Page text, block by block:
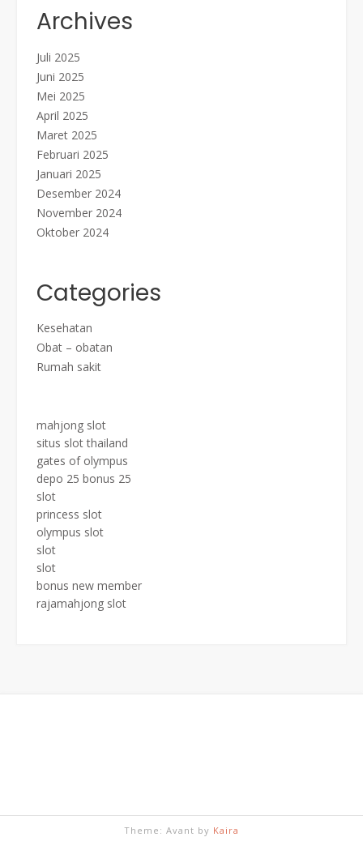
Archives
Juli 2025
Juni 2025
Mei 2025
April 2025
Maret 2025
Februari 2025
Januari 2025
Desember 2024
November 2024
Oktober 2024
Categories
Kesehatan
Obat – obatan
Rumah sakit
mahjong slot
situs slot thailand
gates of olympus
depo 25 bonus 25
slot
princess slot
olympus slot
slot
slot
bonus new member
rajamahjong slot
Theme: Avant by Kaira